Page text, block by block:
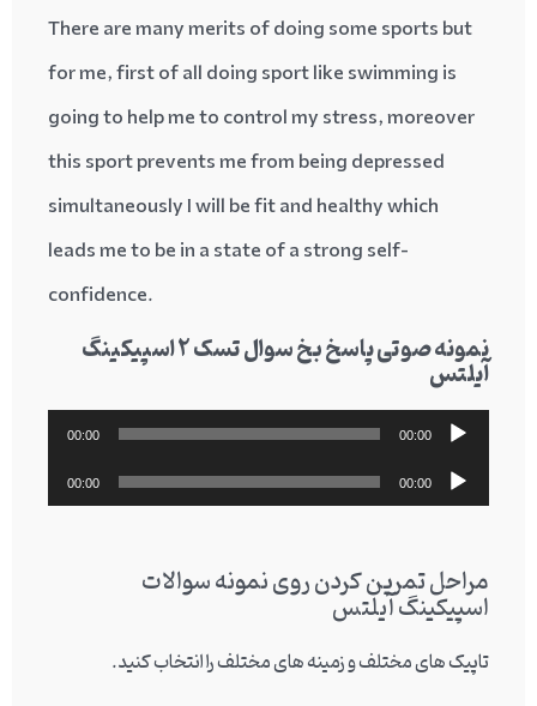
There are many merits of doing some sports but
for me, first of all doing sport like swimming is
going to help me to control my stress, moreover
this sport prevents me from being depressed
simultaneously I will be fit and healthy which
leads me to be in a state of a strong self-
confidence.
نمونه صوتی پاسخ بخ سوال تسک 2 اسپیکینگ
آیلتس
پخش‌کننده
صوت 00:00
00:00
پخش‌کننده
صوت 00:00
00:00
مراحل تمرین کردن روی نمونه سوالات
اسپیکینگ آیلتس
تاپیک های مختلف و زمینه های مختلف را انتخاب کنید.